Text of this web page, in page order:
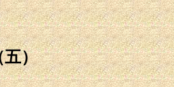
五）